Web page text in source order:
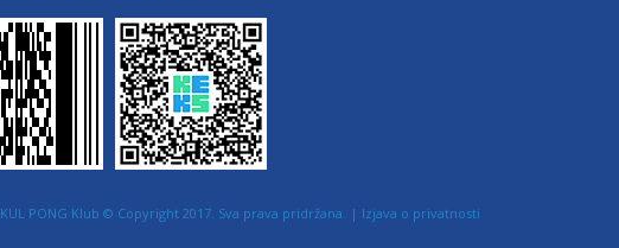
KUL PONG Klub © Copyright 2017. Sva prava pridržana. | Izjava o privatnosti